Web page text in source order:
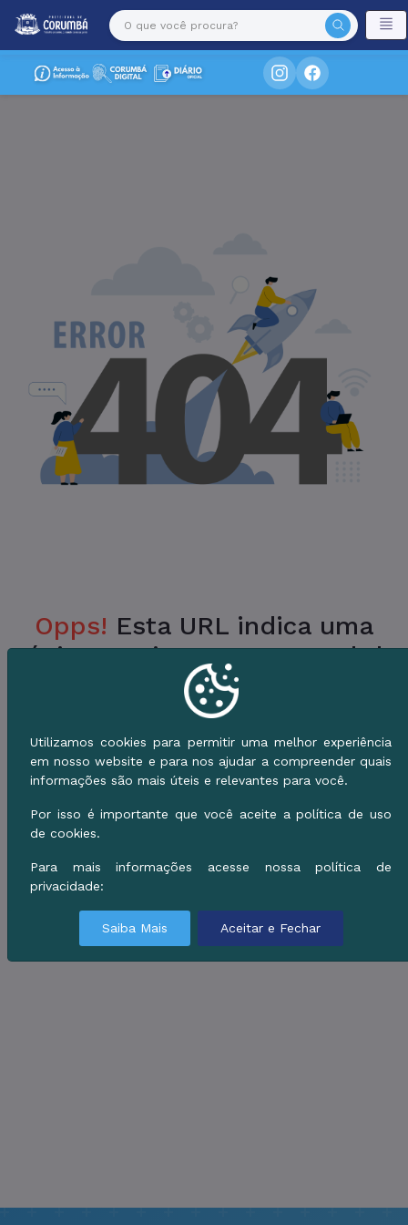
Opps! Esta URL indica uma
Página Inexistente no Portal da
Prefeitura.
Verifique a URL ou vá para o Início e use o
Menu de Serviços.
Utilizamos cookies para permitir uma melhor experiência
em nosso website e para nos ajudar a compreender quais
informações são mais úteis e relevantes para você.
Por isso é importante que você aceite a política de uso
de cookies.
Para mais informações acesse nossa política de
privacidade:
Saiba Mais Aceitar e Fechar